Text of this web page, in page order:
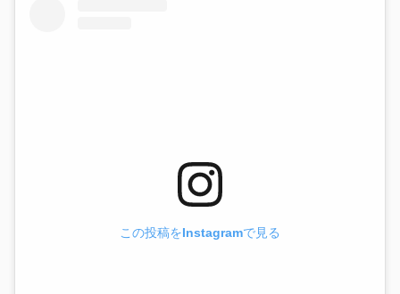
この投稿をInstagramで見る